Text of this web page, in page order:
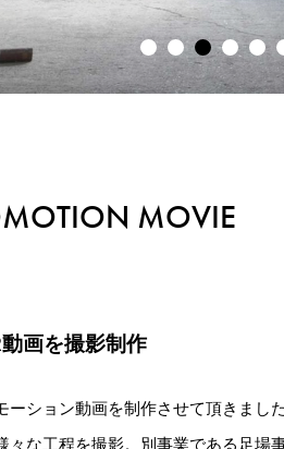
積りのご依頼 MOVIE
画を撮影制作
ション動画を制作させて頂きま
な工程を撮影。別事業である足場